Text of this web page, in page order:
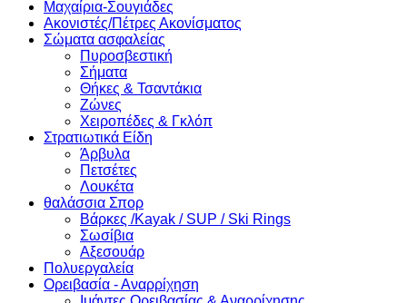
Μαχαίρια-Σουγιάδες
Ακονιστές/Πέτρες Ακονίσματος
Σώματα ασφαλείας
Πυροσβεστική
Σήματα
Θήκες & Τσαντάκια
Ζώνες
Χειροπέδες & Γκλόπ
Στρατιωτικά Είδη
Άρβυλα
Πετσέτες
Λουκέτα
θαλάσσια Σπορ
Βάρκες /Kayak / SUP / Ski Rings
Σωσίβια
Αξεσουάρ
Πολυεργαλεία
Ορειβασία - Αναρρίχηση